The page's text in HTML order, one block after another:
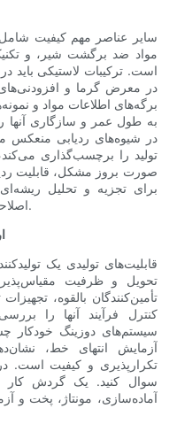
سایر عناصر مهم کیفیت شامل
مواد ضد برگشت شیر، و
است. ترکیبات لاستیکی
در معرض گرما و افزودنی‌های
برگه‌های اطلاعات مواد و
به طول عمر و سازگاری آنها
در شیوه‌های ردیابی منعکس
تولید را برچسب‌گذاری
صورت بروز مشکل، قابلیت
برای تجزیه و تحلیل
اصلاحی در صورت کشف نقص ضروری است.
قابلیت‌های تولیدی یک
تحویل و ظرفیت
تأمین‌کنندگان بالقوه،
کنترل فرآیند آنها را
سیستم‌های دوزینگ خودکار
آزمایش انتهای خط،
تکرارپذیری و کیفیت است.
سوال کنید. یک گردش کار
آماده‌سازی، مونتاژ، پخت و